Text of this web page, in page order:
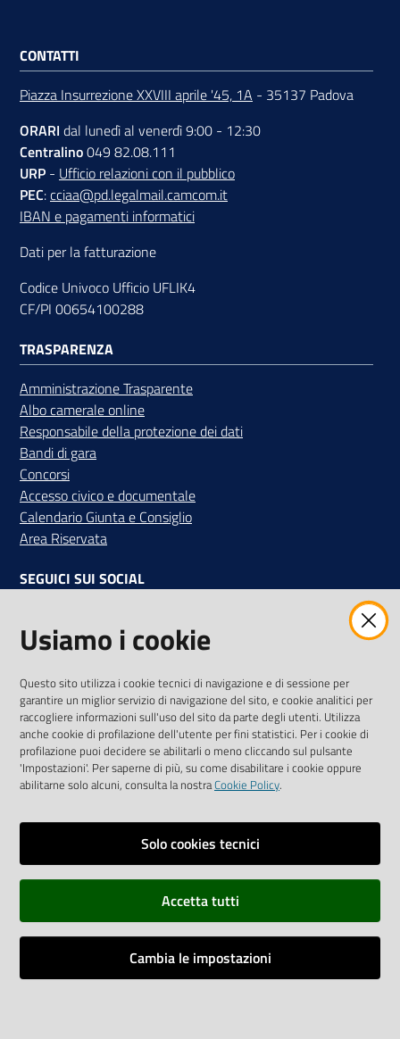
CONTATTI
Piazza Insurrezione XXVIII aprile '45, 1A - 35137 Padova
ORARI dal lunedì al venerdì 9:00 - 12:30
Centralino049 82.08.111
URP - Ufficio relazioni con il pubblico
PEC:cciaa@pd.legalmail.camcom.it
IBAN e pagamenti informatici
Dati per la fatturazione
Codice Univoco Ufficio UFLIK4
CF/PI 00654100288
TRASPARENZA
Amministrazione Trasparente
Albo camerale online
Responsabile della protezione dei dati
Bandi di gara
Concorsi
Accesso civico e documentale
Calendario Giunta e Consiglio
Area Riservata
SEGUICI SUI SOCIAL
Ricevi tutti gli aggiornamenti su eventi, nuove opportunità e
adempimenti normativi
Privacy policy
Assistenza
Usiamo i cookie
Questo sito utilizza i cookie tecnici di navigazione e di sessione per
garantire un miglior servizio di navigazione del sito, e cookie analitici per
raccogliere informazioni sull'uso del sito da parte degli utenti. Utilizza
anche cookie di profilazione dell'utente per fini statistici. Per i cookie di
profilazione puoi decidere se abilitarli o meno cliccando sul pulsante
'Impostazioni'. Per saperne di più, su come disabilitare i cookie oppure
abilitarne solo alcuni, consulta la nostraCookie Policy.
Solo cookies tecnici
Accetta tutti
Cambia le impostazioni